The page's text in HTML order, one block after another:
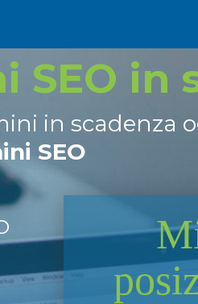
in
in scadenza
SEO